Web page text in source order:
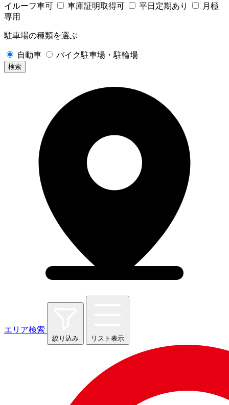
イルーフ車可
車庫証明取得可 平日定期あり
月極
専用
駐車場の種類を選ぶ
自動車 バイク駐車場・駐輪場
検索
エリア検索
絞り込み リスト表示